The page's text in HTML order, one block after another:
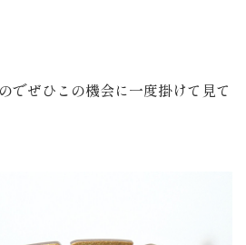
でぜひこの機会に一度掛けて見て